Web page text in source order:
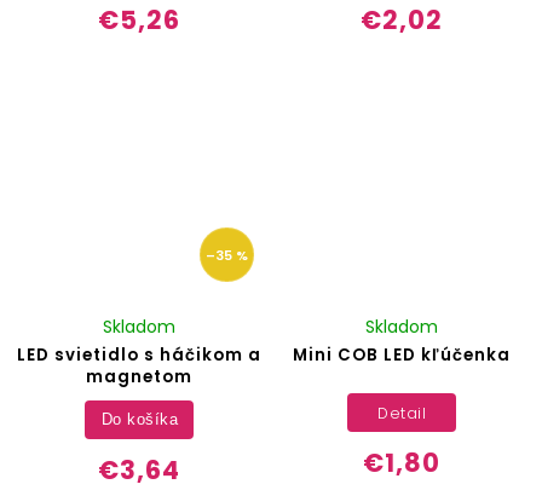
€5,26 €2,02
–35 %
LED svietidlo s háčikom a
magnetom
Skladom
€3,64
Do košíka
Mini COB LED kľúčenka
Skladom
€1,80
Detail